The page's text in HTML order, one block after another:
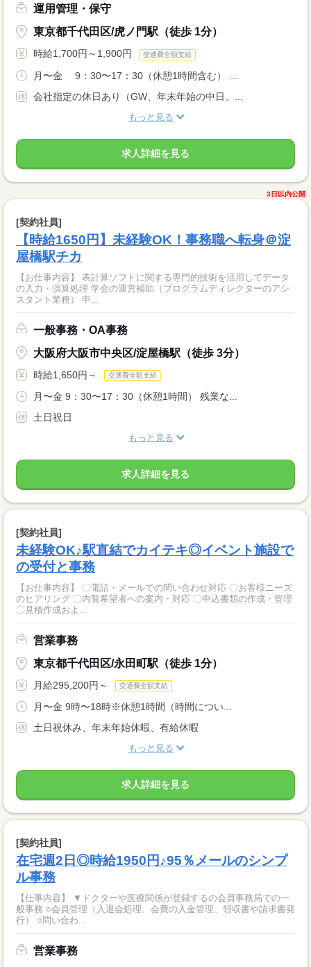
運用管理・保守
東京都千代田区/虎ノ門駅（徒歩 1分）
時給1,700円～1,900円 交通費全額支給
月〜金 9：30〜17：30（休憩1時間含む） ...
会社指定の休日あり（GW、年末年始の中日、...
もっと見る
求人詳細を見る
3日以内公開
[契約社員]
【時給1650円】未経験OK！事務職へ転身＠淀
屋橋駅チカ
【お仕事内容】 表計算ソフトに関する専門的技術を活用してデータ
の入力・演算処理 学会の運営補助（プログラムディレクターのアシ
スタント業務） 申...
一般事務・OA事務
大阪府大阪市中央区/淀屋橋駅（徒歩 3分）
時給1,650円～ 交通費全額支給
月〜金 9：30〜17：30（休憩1時間） 残業な...
土日祝日
もっと見る
求人詳細を見る
[契約社員]
未経験OK♪駅直結でカイテキ◎イベント施設で
の受付と事務
【お仕事内容】 〇電話・メールでの問い合わせ対応 〇お客様ニーズ
のヒアリング 〇内覧希望者への案内・対応 〇申込書類の作成・管理
〇見積作成およ...
営業事務
東京都千代田区/永田町駅（徒歩 1分）
月給295,200円～ 交通費全額支給
月〜金 9時〜18時※休憩1時間（時間につい...
土日祝休み、年末年始休暇、有給休暇
もっと見る
求人詳細を見る
[契約社員]
在宅週2日◎時給1950円♪95％メールのシンプ
ル事務
【仕事内容】 ▼ドクターや医療関係が登録するの会員事務局での一
般事務 ○会員管理（入退会処理、会費の入金管理、領収書や請求書発
行） ○問い合わ...
営業事務